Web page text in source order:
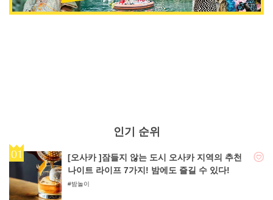
인기 순위
[오사카 ]잠들지 않는 도시 오사카 지역의 추천
나이트 라이프 7가지! 밤에도 즐길 수 있다!
밤놀이